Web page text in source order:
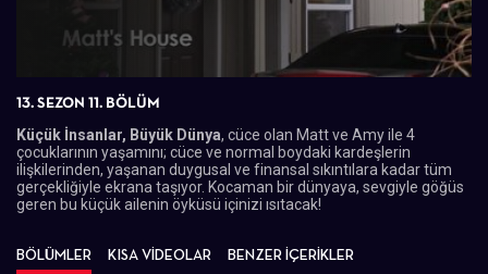
Oynat
13. SEZON 11. BÖLÜM
Küçük İnsanlar, Büyük Dünya, cüce olan Matt ve Amy ile 4
çocuklarının yaşamını; cüce ve normal boydaki kardeşlerin
ilişkilerinden, yaşanan duygusal ve finansal sıkıntılara kadar tüm
gerçekliğiyle ekrana taşıyor. Kocaman bir dünyaya, sevgiyle göğüs
geren bu küçük ailenin öyküsü içinizi ısıtacak!
BÖLÜMLER KISA VİDEOLAR BENZER İÇERİKLER